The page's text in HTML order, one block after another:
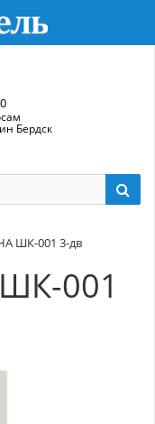
Бердск
ШК-001 3-дв
001